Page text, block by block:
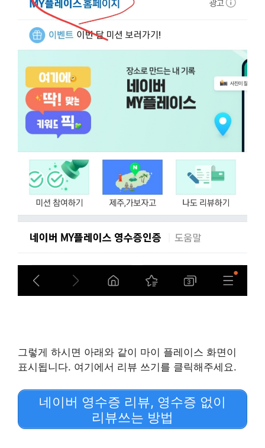
그렇게 하시면 아래와 같이 마이 플레이스 화면이
표시됩니다. 여기에서 리뷰 쓰기를 클릭해주세요.
네이버 영수증 리뷰, 영수증 없이
리뷰쓰는 방법